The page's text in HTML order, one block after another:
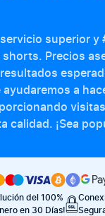
superior y
Precios
a
calidad. ¡Sea
del 100%
en 30 Días!